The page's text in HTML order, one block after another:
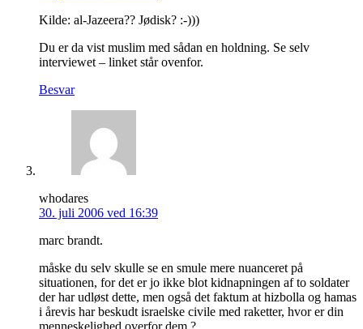
Kilde: al-Jazeera?? Jødisk? :-)))
Du er da vist muslim med sådan en holdning. Se selv
interviewet – linket står ovenfor.
Besvar
whodares
30. juli 2006 ved 16:39
marc brandt.
måske du selv skulle se en smule mere nuanceret på
situationen, for det er jo ikke blot kidnapningen af to soldater
der har udløst dette, men også det faktum at hizbolla og hamas
i årevis har beskudt israelske civile med raketter, hvor er din
menneskelighed overfor dem ?